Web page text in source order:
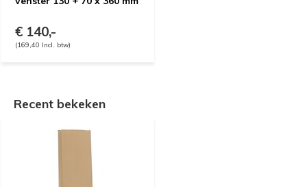
€ 140,-
(169,40 Incl. btw)
Recent bekeken